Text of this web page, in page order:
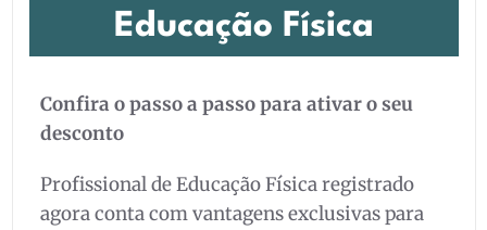
Educação Física
Confira o passo a passo para ativar o seu
desconto
Profissional de Educação Física registrado
agora conta com vantagens exclusivas para